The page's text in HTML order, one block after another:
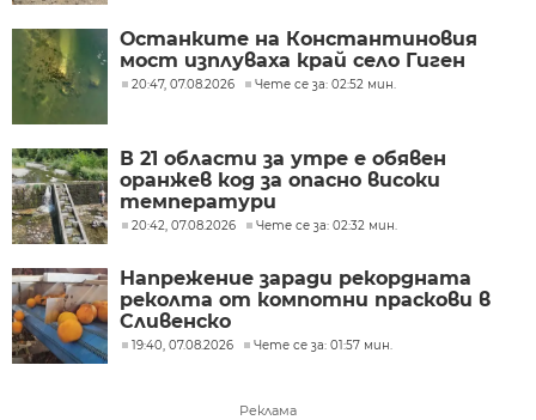
Останките на Константиновия
мост изплуваха край село Гиген
20:47, 07.08.2026 Чете се за: 02:52 мин.
В 21 области за утре е обявен
оранжев код за опасно високи
температури
20:42, 07.08.2026 Чете се за: 02:32 мин.
Напрежение заради рекордната
реколта от компотни праскови в
Сливенско
19:40, 07.08.2026 Чете се за: 01:57 мин.
Реклама